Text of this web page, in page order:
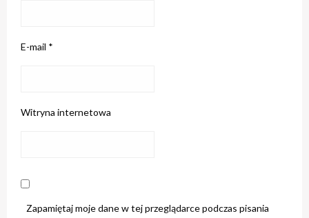
E-mail *
Witryna internetowa
Zapamiętaj moje dane w tej przeglądarce podczas pisania